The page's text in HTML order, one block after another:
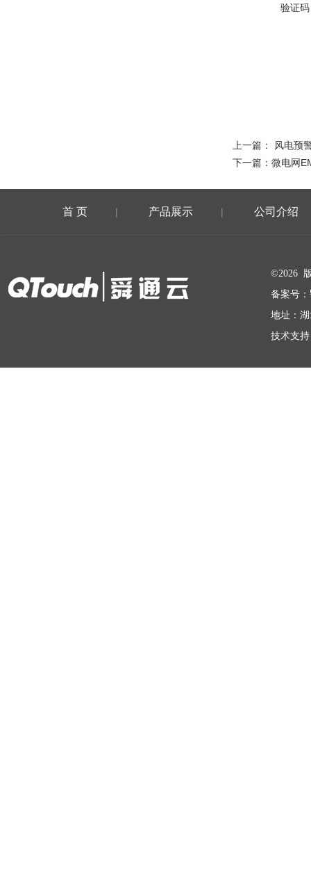
验证
上一篇：
风电预
下一篇： 微电网
首 页 | 产品展示 | 公司介绍
©2026
备案号：
地址：
技术支